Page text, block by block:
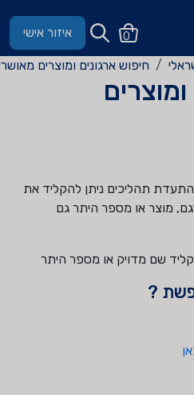
איזור אישי
חיפוש ארגונים ומוצרים מאושרים
תהליכים ניתן להקליד את
או מספר היתר גם
שם מדויק או מספר היתר
?